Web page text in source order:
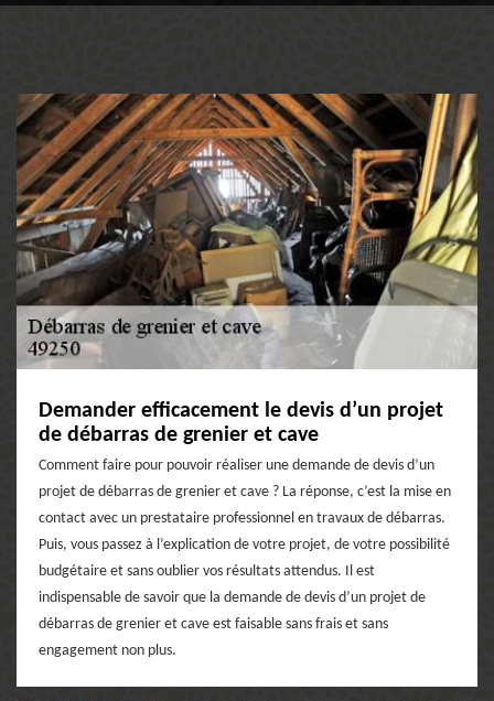
Demander efficacement le devis d’un projet
de débarras de grenier et cave
Comment faire pour pouvoir réaliser une demande de devis d’un
projet de débarras de grenier et cave ? La réponse, c’est la mise en
contact avec un prestataire professionnel en travaux de débarras.
Puis, vous passez à l’explication de votre projet, de votre possibilité
budgétaire et sans oublier vos résultats attendus. Il est
indispensable de savoir que la demande de devis d’un projet de
débarras de grenier et cave est faisable sans frais et sans
engagement non plus.